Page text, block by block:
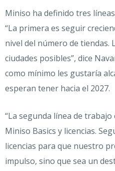
Miniso ha definido tres
“La primera es seguir
nivel del número de tiendas.
ciudades posibles”, dice
como mínimo les gustaría
esperan tener hacia el 2027.
“La segunda línea de
Miniso Basics y licencias.
licencias para que nuestro
impulso, sino que sea un